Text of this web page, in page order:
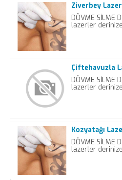
Ziverbey
DÖVME SİLME
lazerler
Çiftehavuzla
DÖVME SİLME
lazerler
Kozyatağı
DÖVME SİLME
lazerler